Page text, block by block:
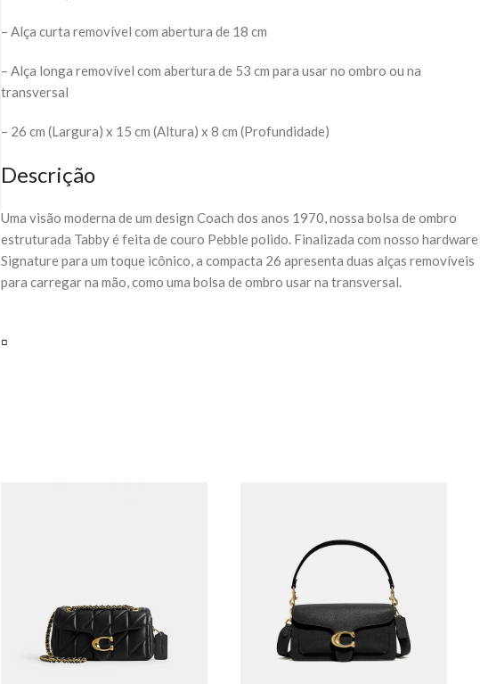
– Alça curta removível com abertura de 18 cm
– Alça longa removível com abertura de 53 cm para usar no ombro ou na
transversal
– 26 cm (Largura) x 15 cm (Altura) x 8 cm (Profundidade)
Descrição
Uma visão moderna de um design Coach dos anos 1970, nossa bolsa de ombro
estruturada Tabby é feita de couro Pebble polido. Finalizada com nosso hardware
Signature para um toque icônico, a compacta 26 apresenta duas alças removíveis
para carregar na mão, como uma bolsa de ombro usar na transversal.
▫️